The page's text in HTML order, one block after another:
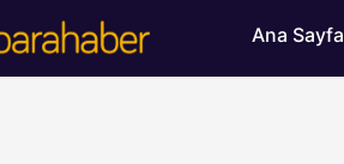
Ana Sayfa